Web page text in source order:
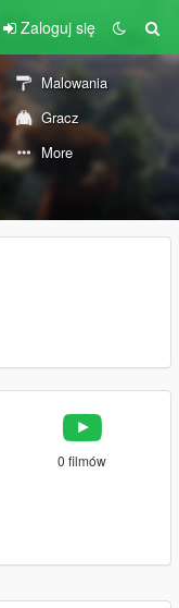
Zaloguj się
Malowania
Gracz
More
0 filmów